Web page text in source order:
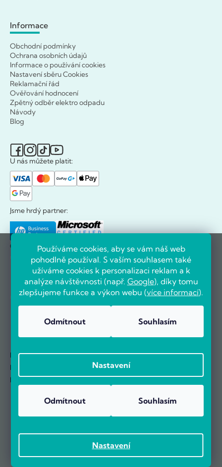
Používáme cookies, aby se vám náš web
pohodlně používal. S vaším souhlasem také
užíváme cookies k personalizaci reklam a k
analýze návštěvnosti (např. Google), díky tomu
zlepšujeme funkce a výkon webu (více informací).
Nastavení
Odmítnout Souhlasím
Nastavení
Odmítnout Souhlasím
Informace
Obchodní podmínky
Ochrana osobních údajů
Informace o používání cookies
Nastavení sběru Cookies
Reklamační řád
Ověřování hodnocení
Zpětný odběr elektro odpadu
Návody
Blog
U nás můžete platit:
Jsme hrdý partner:
Ocenili nás:
Přehled o stavu objednávek
Doklady hezky na jednom místě
Novinky se dozvíte jako první